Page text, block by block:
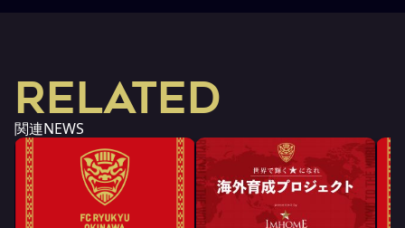
RELATED
関連NEWS